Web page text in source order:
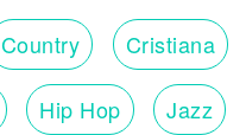
Country Cristiana
Hip Hop Jazz